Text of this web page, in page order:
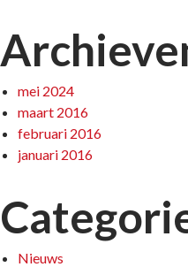
mei 2024
maart 2016
februari 2016
januari 2016
Nieuws